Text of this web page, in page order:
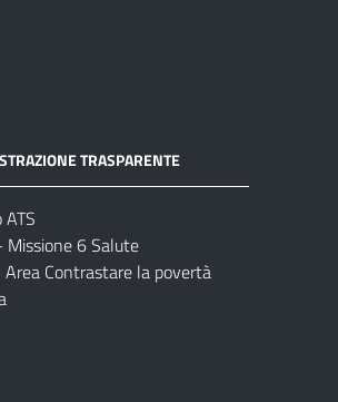
TRASPARENTE
Missione 6 Salute
Area Contrastare la povertà